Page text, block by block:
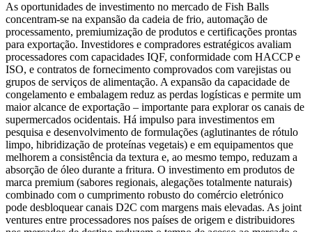
As oportunidades de investimento no mercado de Fish Balls
concentram-se na expansão da cadeia de frio, automação de
processamento, premiumização de produtos e certificações prontas
para exportação. Investidores e compradores estratégicos avaliam
processadores com capacidades IQF, conformidade com HACCP e
ISO, e contratos de fornecimento comprovados com varejistas ou
grupos de serviços de alimentação. A expansão da capacidade de
congelamento e embalagem reduz as perdas logísticas e permite um
maior alcance de exportação – importante para explorar os canais de
supermercados ocidentais. Há impulso para investimentos em
pesquisa e desenvolvimento de formulações (aglutinantes de rótulo
limpo, hibridização de proteínas vegetais) e em equipamentos que
melhorem a consistência da textura e, ao mesmo tempo, reduzam a
absorção de óleo durante a fritura. O investimento em produtos de
marca premium (sabores regionais, alegações totalmente naturais)
combinado com o cumprimento robusto do comércio eletrónico
pode desbloquear canais D2C com margens mais elevadas. As joint
ventures entre processadores nos países de origem e distribuidores